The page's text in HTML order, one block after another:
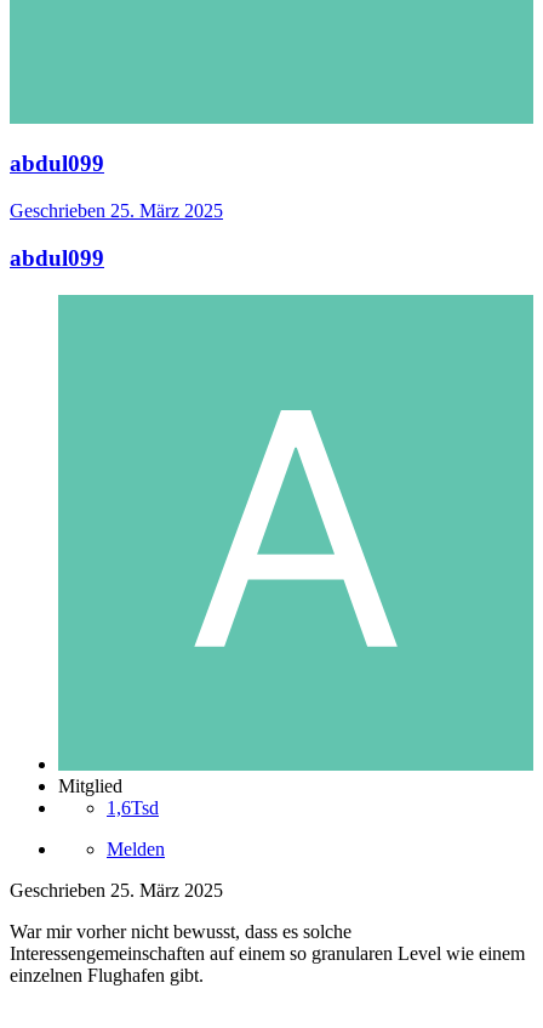
abdul099
Geschrieben 25. März 2025
abdul099
Mitglied
1,6Tsd
Melden
Geschrieben 25. März 2025
War mir vorher nicht bewusst, dass es solche
Interessengemeinschaften auf einem so granularen Level wie einem
einzelnen Flughafen gibt.